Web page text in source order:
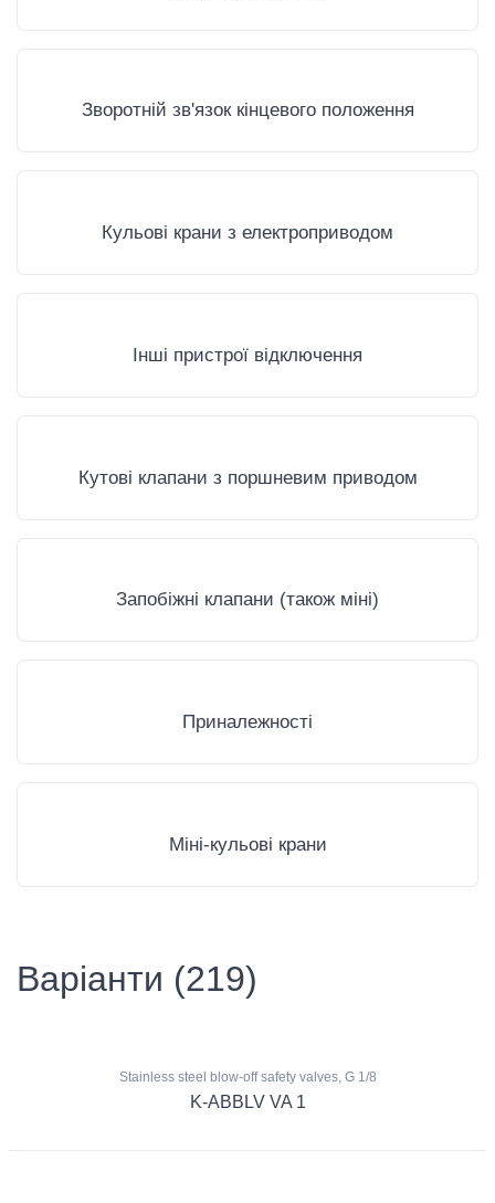
Зворотній зв'язок кінцевого положення
Кульові крани з електроприводом
Інші пристрої відключення
Кутові клапани з поршневим приводом
Запобіжні клапани (також міні)
Приналежності
Міні-кульові крани
Варіанти (219)
Stainless steel blow-off safety valves, G 1/8
K-ABBLV VA 1